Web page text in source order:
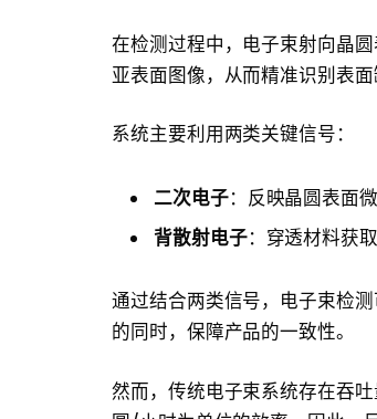
在检测过程中，电子束射向晶
亚表面图像，从而精准识别表
系统主要利用两类关键信号：
二次电子：反映晶圆表面微
背散射电子：穿透材料获
通过结合两类信号，电子束检
的同时，保障产品的一致性。
然而，传统电子束系统存在吞